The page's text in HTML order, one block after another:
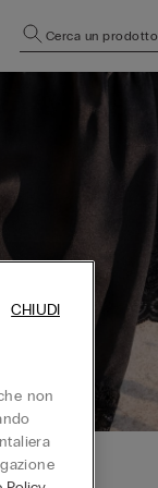
Cerca un prodotto
non
CHIUDI